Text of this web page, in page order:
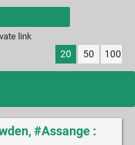
results.
link
20 50 100
#Assange :